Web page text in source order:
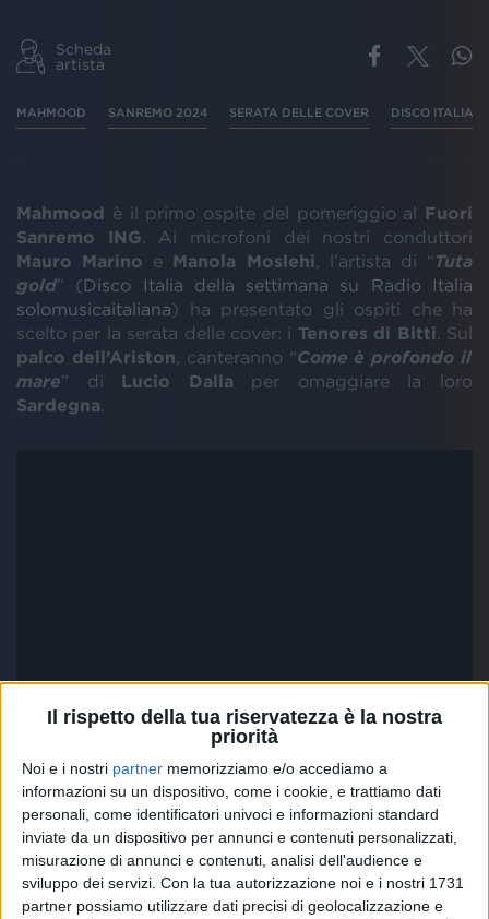
Il rispetto della tua riservatezza è la nostra
priorità
Noi e i nostri partner memorizziamo e/o accediamo a
informazioni su un dispositivo, come i cookie, e trattiamo dati
personali, come identificatori univoci e informazioni standard
inviate da un dispositivo per annunci e contenuti personalizzati,
misurazione di annunci e contenuti, analisi dell'audience e
sviluppo dei servizi. Con la tua autorizzazione noi e i nostri 1731
partner possiamo utilizzare dati precisi di geolocalizzazione e
Scheda
artista
MAHMOOD SANREMO 2024 SERATA DELLE COVER DISCO ITALIA
Mahmood è il primo ospite del pomeriggio al Fuori
Sanremo ING . Ai microfoni dei nostri conduttori
Mauro Marino e Manola Moslehi , l’artista di “Tuta
gold” (Disco Italia della settimana su Radio Italia
solomusicaitaliana) ha presentato gli ospiti che ha
scelto per la serata delle cover: i Tenores di Bitti . Sul
palco dell’Ariston , canteranno “Come è profondo il
mare” di Lucio Dalla per omaggiare la loro
Sardegna
Presentaci i tuoi amici!